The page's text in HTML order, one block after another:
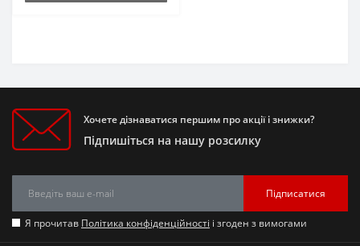
Хочете дізнаватися першим про акції і знижки?
Підпишіться на нашу розсилку
Підписатися
Я прочитав Політика конфіденційності і згоден з вимогами